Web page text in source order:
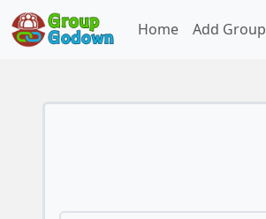
Home Add Group